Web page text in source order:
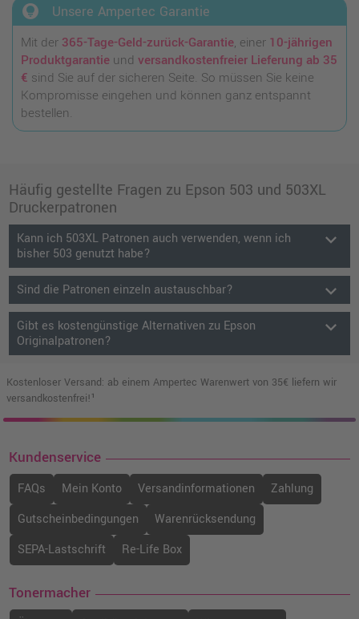
lightbulb_circle Unsere Ampertec Garantie
Mit der 365-Tage-Geld-zurück-Garantie, einer 10-jährigen
Produktgarantieund versandkostenfreier Lieferung ab 35
€ sind Sie auf der sicheren Seite. So müssen Sie keine
Kompromisse eingehen und können ganz entspannt
bestellen.
Häufig gestellte Fragen zu Epson 503 und 503XL
Druckerpatronen
Kann ich 503XL Patronen auch verwenden, wenn ich
bisher 503 genutzt habe?
keyboard_arrow_down
Sind die Patronen einzeln austauschbar? keyboard_arrow_down
Gibt es kostengünstige Alternativen zu Epson
Originalpatronen?
keyboard_arrow_down
Kostenloser Versand: ab einem Ampertec Warenwert von 35€ liefern wir
versandkostenfrei!¹
Kundenservice
FAQs Mein Konto Versandinformationen
Zahlung
Gutscheinbedingungen
Warenrücksendung
SEPA-Lastschrift
Re-Life Box
Tonermacher